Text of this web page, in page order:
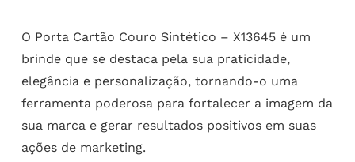
O Porta Cartão Couro Sintético – X13645 é um
brinde que se destaca pela sua praticidade,
elegância e personalização, tornando-o uma
ferramenta poderosa para fortalecer a imagem da
sua marca e gerar resultados positivos em suas
ações de marketing.